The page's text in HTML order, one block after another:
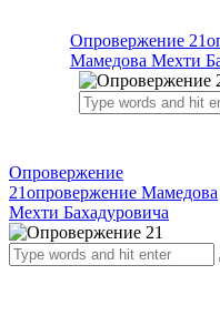
Опровержение 21
Мамедова Мехти
Опровержение
21опровержение Мамедова
Мехти Бахадуровича